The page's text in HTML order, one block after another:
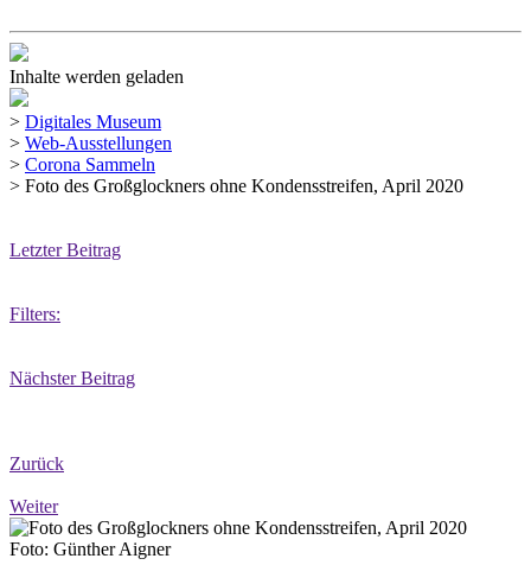
Inhalte werden geladen
> Digitales Museum
> Web-Ausstellungen
> Corona Sammeln
> Foto des Großglockners ohne Kondensstreifen, April 2020
Letzter Beitrag
Filters:
Nächster Beitrag
Zurück
Weiter
Foto: Günther Aigner